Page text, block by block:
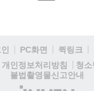
PC화면 퀵링크
개인정보처리방침
청소
불법촬영물신고안내